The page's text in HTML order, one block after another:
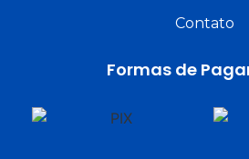
Contato
Formas de